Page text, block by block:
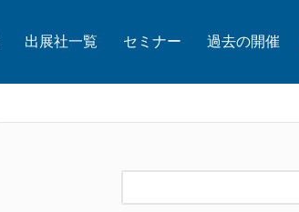
出展社一覧 セミナー 過去の開催